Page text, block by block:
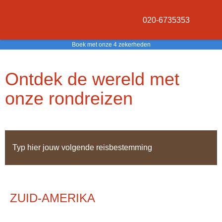
020-6735353
Boek met onze 4 zekerheden
Ontdek de wereld met
onze rondreizen
ZUID-AMERIKA